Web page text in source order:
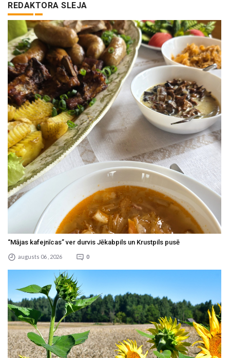
REDAKTORA SLEJA
“Mājas kafejnīcas” ver durvis Jēkabpils un Krustpils pusē
augusts 06 , 2026 0